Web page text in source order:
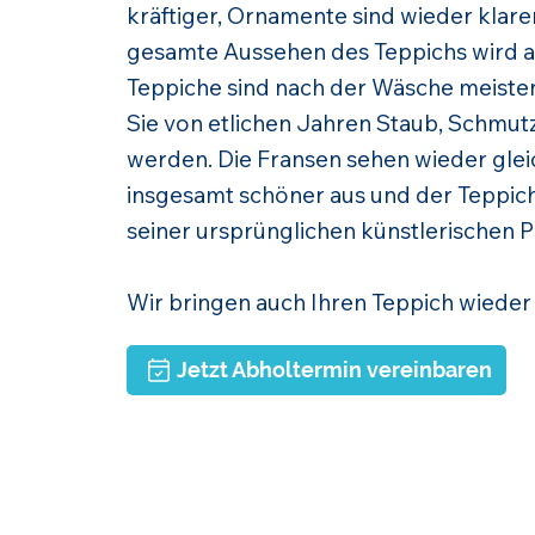
kräftiger, Ornamente sind wieder
gesamte Aussehen des Teppichs wird
Teppiche sind nach der Wäsche
Sie von etlichen Jahren Staub,
werden. Die Fransen sehen wieder
insgesamt schöner aus und der
seiner ursprünglichen künstlerischen
Wir bringen auch Ihren Teppich
Jetzt Abholtermin vereinbaren